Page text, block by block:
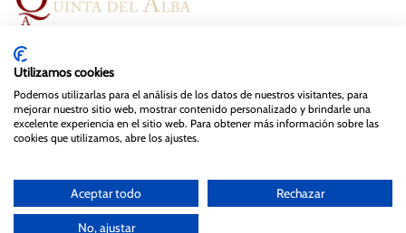
Magazine
Contacto
Aviso legal
Política de privacidad y cookies
Utilizamos cookies
Podemos utilizarlas para el análisis de los datos de nuestros visitantes, para
mejorar nuestro sitio web, mostrar contenido personalizado y brindarle una
excelente experiencia en el sitio web. Para obtener más información sobre las
cookies que utilizamos, abre los ajustes.
Aceptar todo Rechazar
No, ajustar